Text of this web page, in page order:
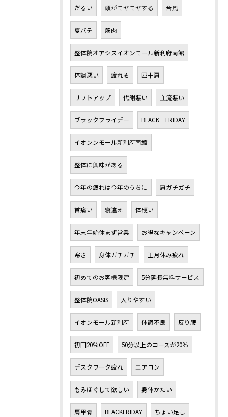
だるい 頭がモヤモヤする 台風
夏バテ 筋肉
整体院オアシスイオンモール新利府南館
体調悪い 疲れる 四十肩
リフトアップ 代謝悪い 血流悪い
ブラックフライデー BLACK FRIDAY
イオンンモール新利府南館
整体に興味がある
今年の疲れは今年のうちに 肩ガチガチ
首痛い 寝違え 体硬い
年末年始休まず営業 お得なキャンペーン
寒さ 身体ガチガチ 正月休み疲れ
初めてのお客様限定 5分延長無料サービス
整体院OASIS 入りやすい
イオンモール新利府 体調不良 反り腰
初回20％OFF 50分以上のコースが20％
デスクワーク疲れ エアコン
もみほぐして欲しい 身体かたい
肩甲骨 BLACKFRIDAY ちょい足し